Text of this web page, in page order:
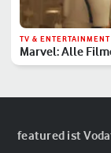
TV & ENTERTAINMENT
Marvel: Alle
Reihenfolge
featured ist